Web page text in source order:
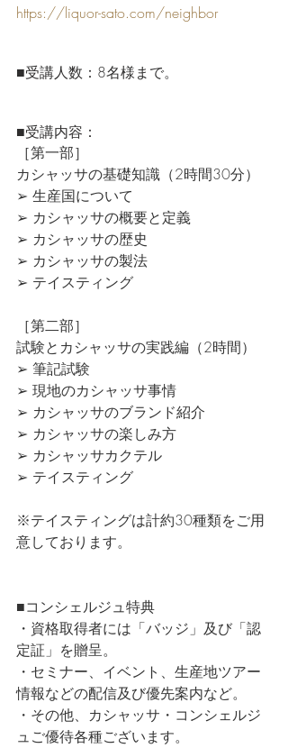
https://liquor-sato.com/neighbor
■受講人数：8名様まで。
■受講内容：
［第一部］
カシャッサの基礎知識（2時間30分）
➢ 生産国について
➢ カシャッサの概要と定義
➢ カシャッサの歴史
➢ カシャッサの製法
➢ テイスティング
［第二部］
試験とカシャッサの実践編（2時間）
➢ 筆記試験
➢ 現地のカシャッサ事情
➢ カシャッサのブランド紹介
➢ カシャッサの楽しみ方
➢ カシャッサカクテル
➢ テイスティング
※テイスティングは計約30種類をご用
意しております。
■コンシェルジュ特典
・資格取得者には「バッジ」及び「認
定証」を贈呈。
・セミナー、イベント、生産地ツアー
情報などの配信及び優先案内など。
・その他、カシャッサ・コンシェルジ
ュご優待各種ございます。